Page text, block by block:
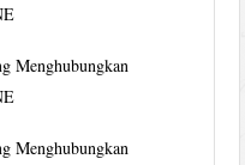
Menghubungkan
Menghubungkan